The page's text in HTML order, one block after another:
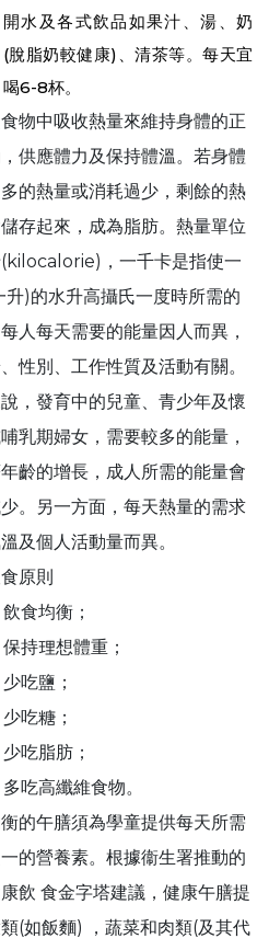
開水及各式飲品如果汁、湯、奶
(脫脂奶較健康)、清茶等。每天宜
喝6-8杯。
物中吸收熱量來維持身體的正
供應體力及保持體溫。若身體
的熱量或消耗過少，剩餘的熱
存起來，成為脂肪。熱量單位
，一千卡是指使一
升)的水升高攝氏一度時所需的
人每天需要的能量因人而異，
性別、工作性質及活動有關。
，發育中的兒童、青少年及懷
乳期婦女，需要較多的能量，
齡的增長，成人所需的能量會
。另一方面，每天熱量的需求
及個人活動量而異。
原則
飲食均衡；
保持理想體重；
少吃鹽；
少吃糖；
少吃脂肪；
多吃高纖維食物。
的午膳須為學童提供每天所需
的營養素。根據衞生署推動的
飲 食金字塔建議，健康午膳提
(如飯麵) ，蔬菜和肉類(及其代